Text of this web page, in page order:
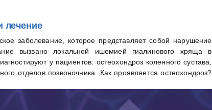
лечение
заболевание, которое представляет собой нарушение
вызвано локальной ишемией гиалинового хряща в
у пациентов: остеохондроз коленного сустава,
отделов позвоночника. Как проявляется остеохондроз?